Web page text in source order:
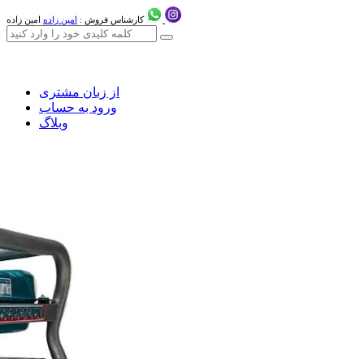
کارشناس فروش : امین زاده امین زاده
از زبان مشتری
ورود به حساب
وبلاگ